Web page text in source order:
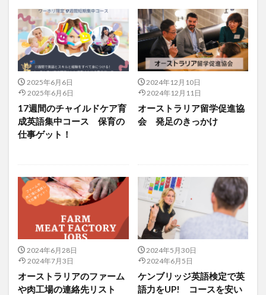
2025年6月6日
2025年6月6日
17週間のチャイルドケア育
成英語集中コース 保育の
仕事ゲット！
2024年12月10日
2024年12月11日
オーストラリア留学促進協
会 発足のきっかけ
2024年6月28日
2024年7月3日
オーストラリアのファーム
や肉工場の連絡先リスト
2024年5月30日
2024年6月5日
ケンブリッジ英語検定で英
語力をUP! コースを安い